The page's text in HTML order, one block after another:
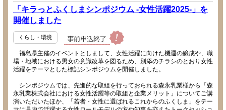
「キラっとふくしまシンポジウム -女性活躍2025-」を
開催しました
くらし・環境
福島県主催のイベントとしまして、女性活躍に向けた機運の醸成や、職
場・地域における男女の意識改革を図るため、別添のチラシのとおり女性
活躍をテーマとした標記シンポジウムを開催しました。
シンポジウムでは、先進的な取組を行っておられる森永乳業様から「森
永乳業株式会社における女性活躍等の取組と企業メリット」についてご講
演いただいたほか、「若者・女性に選ばれるこれからのふくしま」をテー